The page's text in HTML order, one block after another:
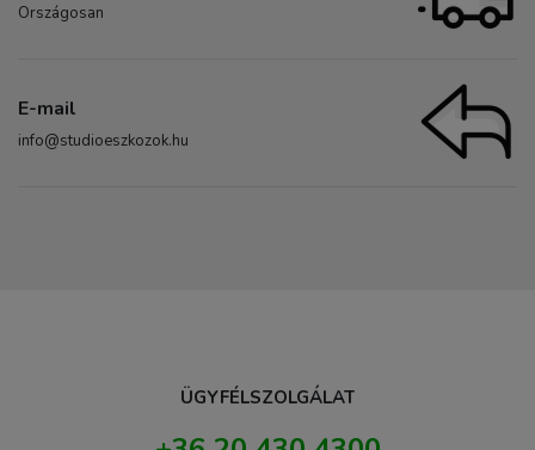
Országosan
E-mail
info@studioeszkozok.hu
ÜGYFÉLSZOLGÁLAT